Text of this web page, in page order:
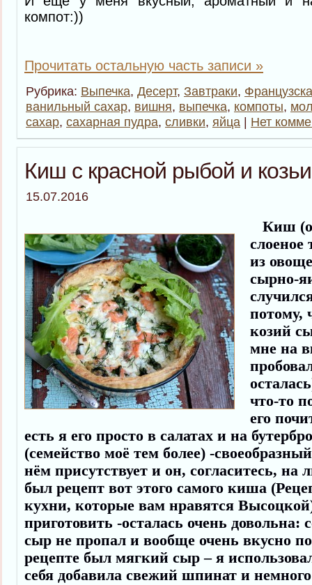
компот:))
Прочитать остальную часть записи »
Рубрика: Выпечка, Десерт, Завтраки,
ванильный сахар, вишня, выпечка, компоты,
сахар, сахарная пудра, сливки, яйца | Нет
Киш с красной рыбой и
15.07.2016
Киш
слоеное
из
сырно-
потому,
козий
мне на
что-то
его
есть я его просто в салатах и на
(семейство моё тем более) -
нём присутствует и он, согласитесь, на
был рецепт вот этого самого киша
кухни, которые вам нравятся
приготовить -осталась очень довольна:
сыр не пропал и вообще очень вкусно
рецепте был мягкий сыр – я
себя добавила свежий шпинат и